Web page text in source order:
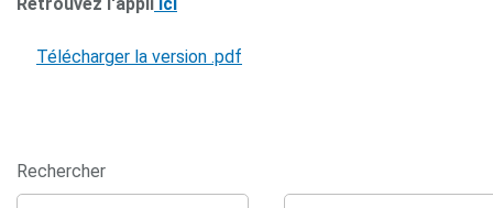
Télécharger la version .pdf
Rechercher